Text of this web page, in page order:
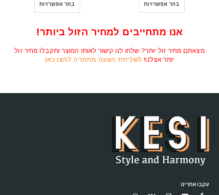
₪7,790.
בחר אפשרויות
₪ 7,090
המחיר
היה:
₪7,090.
5,590
הוא:
בחר אפשרויות
אנו מתחייבים למחיר הזול ביותר!